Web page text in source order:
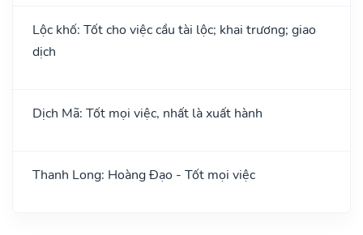
Lộc khố: Tốt cho việc cầu tài lộc; khai trương; giao
dịch
Dịch Mã: Tốt mọi việc, nhất là xuất hành
Thanh Long: Hoàng Đạo - Tốt mọi việc